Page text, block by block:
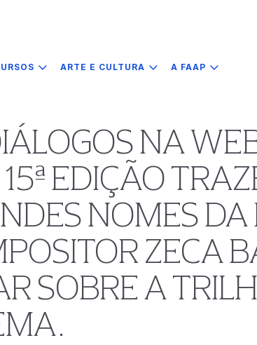
ARTE E CULTURA A FAAP
NA
EDIÇÃO
NOMES
ZECA
SOBRE A